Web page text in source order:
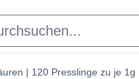
| 120 Presslinge zu je 1g